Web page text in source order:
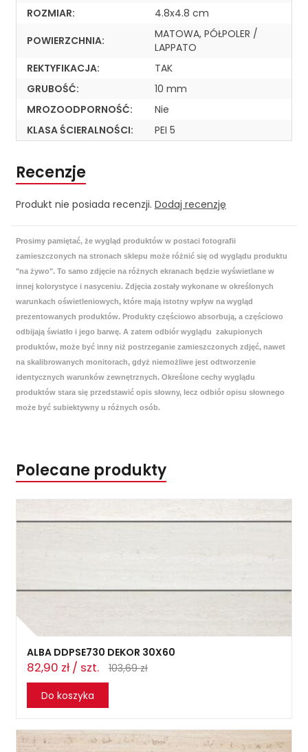
ROZMIAR:
4.8x4.8 cm
POWIERZCHNIA:
MATOWA, PÓŁPOLER /
LAPPATO
REKTYFIKACJA:
TAK
GRUBOŚĆ:
10 mm
MROZOODPORNOŚĆ:
Nie
KLASA ŚCIERALNOŚCI:
PEI 5
Recenzje
Produkt nie posiada recenzji. Dodaj recenzję
Prosimy pamiętać, że wygląd produktów w postaci fotografii
zamieszczonych na stronach sklepu może różnić się od wyglądu produktu
"na żywo". To samo zdjęcie na różnych ekranach będzie wyświetlane w
innej kolorystyce i nasyceniu. Zdjęcia zostały wykonane w określonych
warunkach oświetleniowych, które mają istotny wpływ na wygląd
prezentowanych produktów. Produkty częściowo absorbują, a częściowo
odbijają światło i jego barwę. A zatem odbiór wyglądu zakupionych
produktów, może być inny niż postrzeganie zamieszczonych zdjęć, nawet
na skalibrowanych monitorach, gdyż niemożliwe jest odtworzenie
identycznych warunków zewnętrznych. Określone cechy wyglądu
produktów stara się przedstawić opis słowny, lecz odbiór opisu słownego
może być subiektywny u różnych osób.
Polecane produkty
ALBA DDPSE730 DEKOR 30X60
82,90 zł / szt.
103,69 zł
Do koszyka